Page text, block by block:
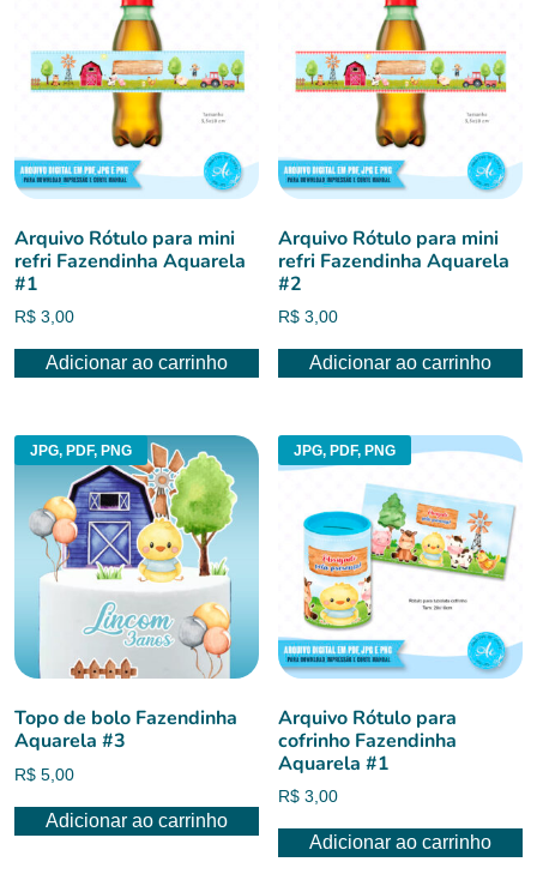
Arquivo Rótulo para mini
refri Fazendinha Aquarela
#1
R$ 3,00
Adicionar ao carrinho
Arquivo Rótulo para mini
refri Fazendinha Aquarela
#2
R$ 3,00
Adicionar ao carrinho
JPG, PDF, PNG
Topo de bolo Fazendinha
Aquarela #3
R$ 5,00
Adicionar ao carrinho
JPG, PDF, PNG
Arquivo Rótulo para
cofrinho Fazendinha
Aquarela #1
R$ 3,00
Adicionar ao carrinho